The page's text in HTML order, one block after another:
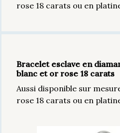
rose 18 carats ou en
Bracelet esclave en
blanc et or rose 18 carats
Aussi disponible sur
rose 18 carats ou en